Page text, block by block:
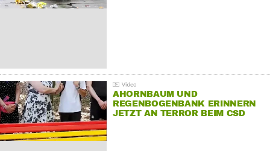
AHORNBAUM UND
REGENBOGENBANK ERINNERN
JETZT AN TERROR BEIM CSD